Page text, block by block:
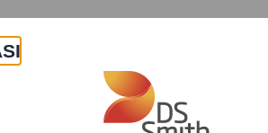
Tuotteet ja palvelut
Asiakastoimialat Teollisuus